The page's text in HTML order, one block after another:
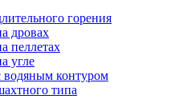
горения
дровах
пеллетах
угле
контуром
типа